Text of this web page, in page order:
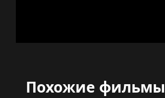
Похожие фильмы